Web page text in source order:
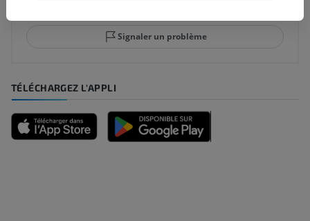
Signaler un problème
TÉLÉCHARGEZ L'APPLI